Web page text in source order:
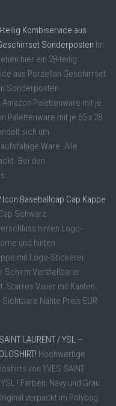
teilig Kombiservice aus
Sonderposten Im
hier ein 28-teilig
aus Porzellan Geschirrset
Sonderposten
Palettenware mit je
Palettenware mit je 65 x 28
sich um
Ware. Alle
Bei den
...
Icon Baseballcap Cap Kappe
Schwarz
hinten Logo-
und hinten
mit Logo-Stickerei
Schirm Verstellbarer
Starres Visier mit Kanten
Nähte Preis EUR
LAURENT / YSL –
Hochwertige
von YVES SAINT
! Farben: Navy und Grau
verpackt im Polybag